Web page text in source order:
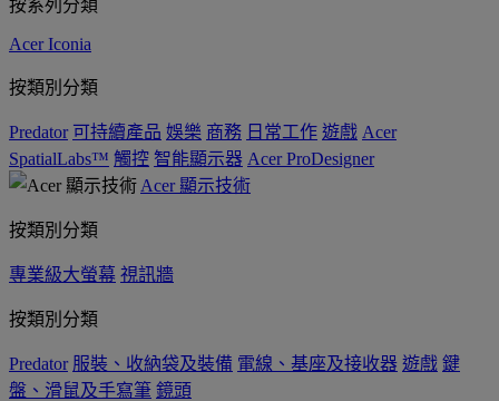
按系列分類
Acer Iconia
按類別分類
Predator 可持續產品 娛樂 商務 日常工作 遊戲 Acer
SpatialLabs™ 觸控 智能顯示器 Acer ProDesigner
Acer 顯示技術
按類別分類
專業級大螢幕 視訊牆
按類別分類
Predator 服裝、收納袋及裝備 電線、基座及接收器 遊戲 鍵
盤、滑鼠及手寫筆 鏡頭